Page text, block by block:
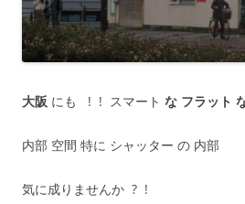
大阪 にも ! ! スマート な フラット
内部 空間 特に シャッター の 内部
気に成りませんか ? !